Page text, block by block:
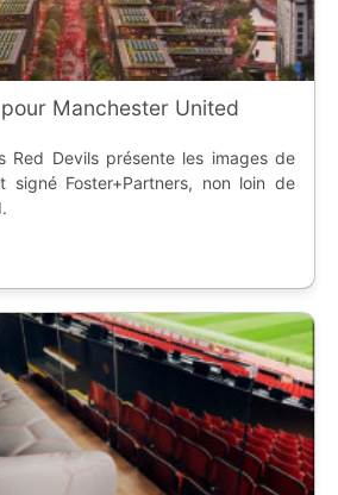
Manchester United
Red Devils présente les images de
signé Foster+Partners, non loin de